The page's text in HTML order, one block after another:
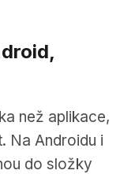
než aplikace,
Na Androidu i
do složky